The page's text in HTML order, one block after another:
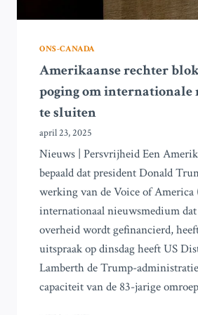
ONS-CANADA
Amerikaanse rechter
poging om internationale
te sluiten
april 23, 2025
Nieuws | Persvrijheid Een
bepaald dat president Donald
werking van de Voice of America
internationaal nieuwsmedium dat
overheid wordt gefinancierd,
uitspraak op dinsdag heeft US
Lamberth de Trump-
capaciteit van de 83-jarige